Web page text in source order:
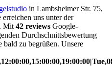
in Lambsheimer Str. 75,
uns unter der
Mit 42 reviews Google-
Durchschnittsbewertung
bald zu begrüßen. Unsere